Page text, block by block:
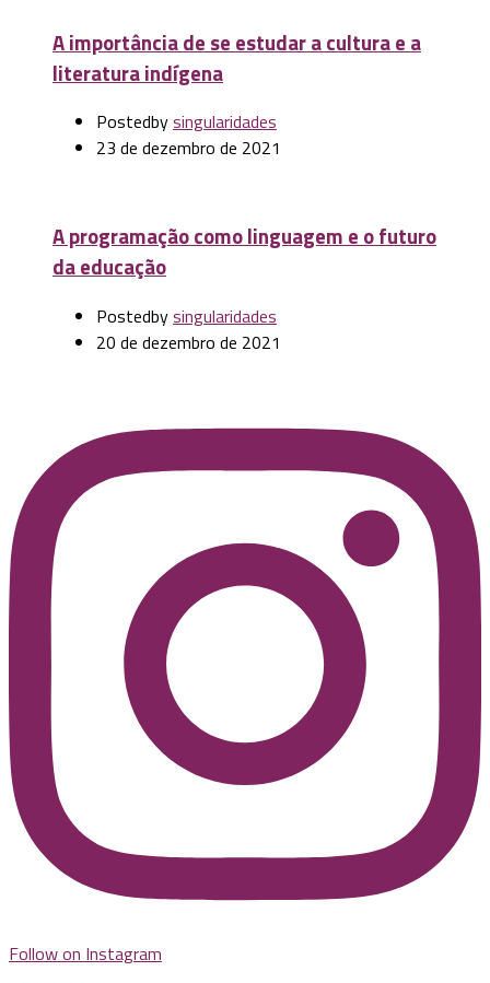
A importância de se estudar a cultura e a
literatura indígena
Postedbysingularidades
23 de dezembro de 2021
A programação como linguagem e o futuro
da educação
Postedbysingularidades
20 de dezembro de 2021
Follow on Instagram